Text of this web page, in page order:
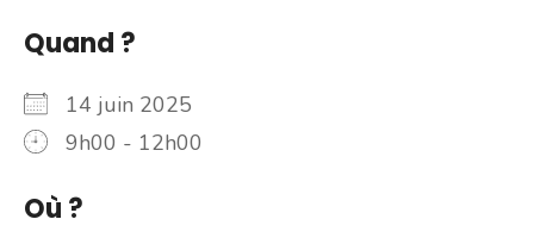
Quand ?
14 juin 2025
9h00 - 12h00
Où ?